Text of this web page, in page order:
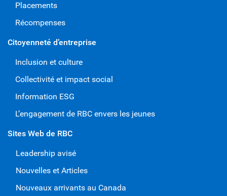
Placements
Récompenses
Citoyenneté d’entreprise
Inclusion et culture
Collectivité et impact social
Information ESG
L’engagement de RBC envers les jeunes
Sites Web de RBC
Leadership avisé
Nouvelles et Articles
Nouveaux arrivants au Canada